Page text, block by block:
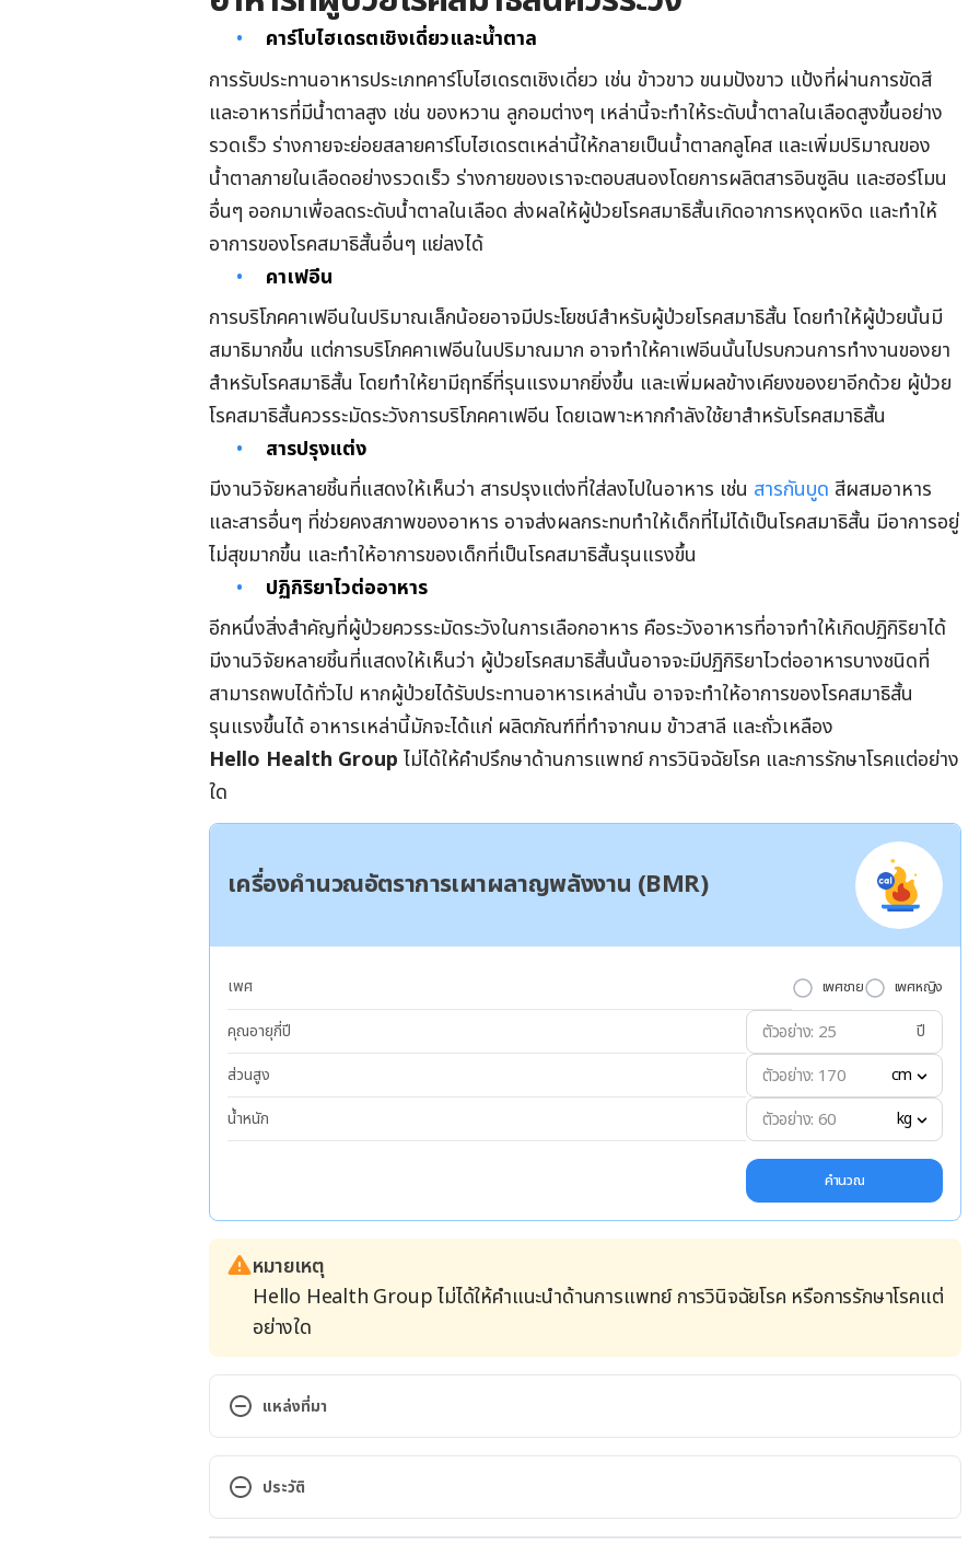
คาร์โบไฮเดรตเชิงเดี่ยวและน้ำตาล
การรับประทานอาหารประเภทคาร์โบไฮเดรตเชิงเดี่ยว เช่น ข้าวขาว ขนมปังขาว แป้งที่ผ่านการขัดสี
และอาหารที่มีน้ำตาลสูง เช่น ของหวาน ลูกอมต่างๆ เหล่านี้จะทำให้ระดับน้ำตาลในเลือดสูงขึ้นอย่าง
รวดเร็ว ร่างกายจะย่อยสลายคาร์โบไฮเดรตเหล่านี้ให้กลายเป็นน้ำตาลกลูโคส และเพิ่มปริมาณของ
น้ำตาลภายในเลือดอย่างรวดเร็ว ร่างกายของเราจะตอบสนองโดยการผลิตสารอินซูลิน และฮอร์โมน
อื่นๆ ออกมาเพื่อลดระดับน้ำตาลในเลือด ส่งผลให้ผู้ป่วยโรคสมาธิสั้นเกิดอาการหงุดหงิด และทำให้
อาการของโรคสมาธิสั้นอื่นๆ แย่ลงได้
คาเฟอีน
การบริโภคคาเฟอีนในปริมาณเล็กน้อยอาจมีประโยชน์สำหรับผู้ป่วยโรคสมาธิสั้น โดยทำให้ผู้ป่วยนั้นมี
สมาธิมากขึ้น แต่การบริโภคคาเฟอีนในปริมาณมาก อาจทำให้คาเฟอีนนั้นไปรบกวนการทำงานของยา
สำหรับโรคสมาธิสั้น โดยทำให้ยามีฤทธิ์ที่รุนแรงมากยิ่งขึ้น และเพิ่มผลข้างเคียงของยาอีกด้วย ผู้ป่วย
โรคสมาธิสั้นควรระมัดระวังการบริโภคคาเฟอีน โดยเฉพาะหากกำลังใช้ยาสำหรับโรคสมาธิสั้น
สารปรุงแต่ง
มีงานวิจัยหลายชิ้นที่แสดงให้เห็นว่า สารปรุงแต่งที่ใส่ลงไปในอาหาร เช่น สารกันบูด สีผสมอาหาร
และสารอื่นๆ ที่ช่วยคงสภาพของอาหาร อาจส่งผลกระทบทำให้เด็กที่ไม่ได้เป็นโรคสมาธิสั้น มีอาการอยู่
ไม่สุขมากขึ้น และทำให้อาการของเด็กที่เป็นโรคสมาธิสั้นรุนแรงขึ้น
ปฏิกิริยาไวต่ออาหาร
อีกหนึ่งสิ่งสำคัญที่ผู้ป่วยควรระมัดระวังในการเลือกอาหาร คือระวังอาหารที่อาจทำให้เกิดปฏิกิริยาได้
มีงานวิจัยหลายชิ้นที่แสดงให้เห็นว่า ผู้ป่วยโรคสมาธิสั้นนั้นอาจจะมีปฏิกิริยาไวต่ออาหารบางชนิดที่
สามารถพบได้ทั่วไป หากผู้ป่วยได้รับประทานอาหารเหล่านั้น อาจจะทำให้อาการของโรคสมาธิสั้น
รุนแรงขึ้นได้ อาหารเหล่านี้มักจะได้แก่ ผลิตภัณฑ์ที่ทำจากนม ข้าวสาลี และถั่วเหลือง
Hello Health Group ไม่ได้ให้คำปรึกษาด้านการแพทย์ การวินิจฉัยโรค และการรักษาโรคแต่อย่าง
ใด
เครื่องคำนวณอัตราการเผาผลาญพลังงาน (BMR)
เพศ เพศชาย เพศหญิง
คุณอายุกี่ปี
ปี
ส่วนสูง
cm
น้ำหนัก
kg
คำนวณ
หมายเหตุ
Hello Health Group ไม่ได้ให้คำแนะนำด้านการแพทย์ การวินิจฉัยโรค หรือการรักษาโรคแต่
อย่างใด
แหล่งที่มา
ADHD Diet and Nutrition https://www.webmd.com/add-adhd/adhd-diets#1. Accessed
24 January 2020
ประวัติ